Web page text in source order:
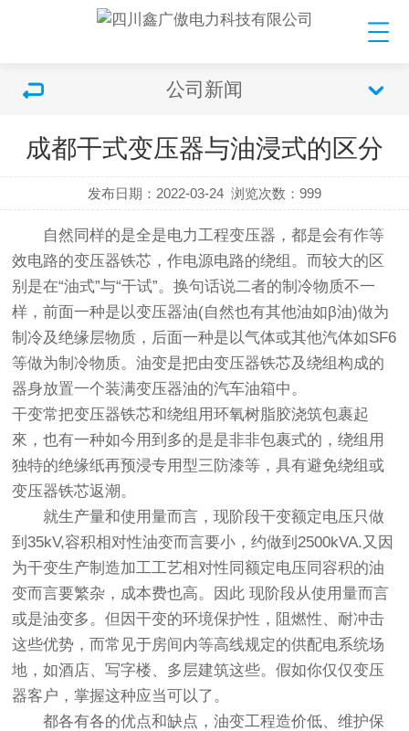
公司新闻
成都干式变压器与油浸式的区分
发布日期：2022-03-24 浏览次数：999
自然同样的是全是电力工程变压器，都是会有作等
效电路的变压器铁芯，作电源电路的绕组。而较大的区
别是在“油式”与“干试”。换句话说二者的制冷物质不一
样，前面一种是以变压器油(自然也有其他油如β油)做为
制冷及绝缘层物质，后面一种是以气体或其他汽体如SF6
等做为制冷物质。油变是把由变压器铁芯及绕组构成的
器身放置一个装满变压器油的汽车油箱中。
干变常把变压器铁芯和绕组用环氧树脂胶浇筑包裹起
來，也有一种如今用到多的是是非非包裹式的，绕组用
独特的绝缘纸再预浸专用型三防漆等，具有避免绕组或
变压器铁芯返潮。
就生产量和使用量而言，现阶段干变额定电压只做
到35kV,容积相对性油变而言要小，约做到2500kVA.又因
为干变生产制造加工工艺相对性同额定电压同容积的油
变而言要繁杂，成本费也高。因此 现阶段从使用量而言
或是油变多。但因干变的环境保护性，阻燃性、耐冲击
这些优势，而常见于房间内等高线规定的供配电系统场
地，如酒店、写字楼、多层建筑这些。假如你仅仅变压
器客户，掌握这种应当可以了。
都各有各的优点和缺点，油变工程造价低、维护保